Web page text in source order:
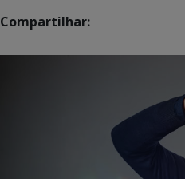
Compartilhar: